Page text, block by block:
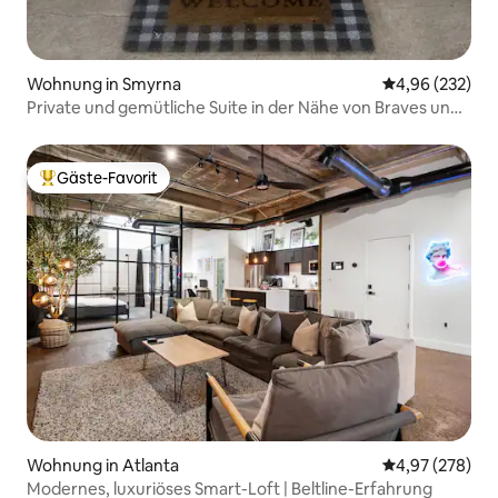
Wohnung in Smyrna
4,96 (232)
Private und gemütliche Suite in der Nähe von Braves und
Beliebter Gäste-Favorit.
Gäste-Favorit
Wohnung in Atlanta
4,97 (278)
Modernes, luxuriöses Smart-Loft | Beltline-Erfahrung